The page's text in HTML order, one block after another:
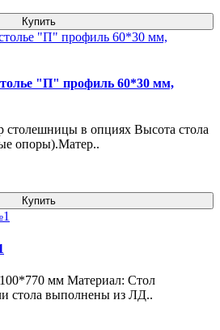
Купить
"П" профиль 60*30 мм,
столешницы в опциях Высота стола
опоры).Матер..
Купить
мм Материал: Стол
стола выполнены из ЛД..